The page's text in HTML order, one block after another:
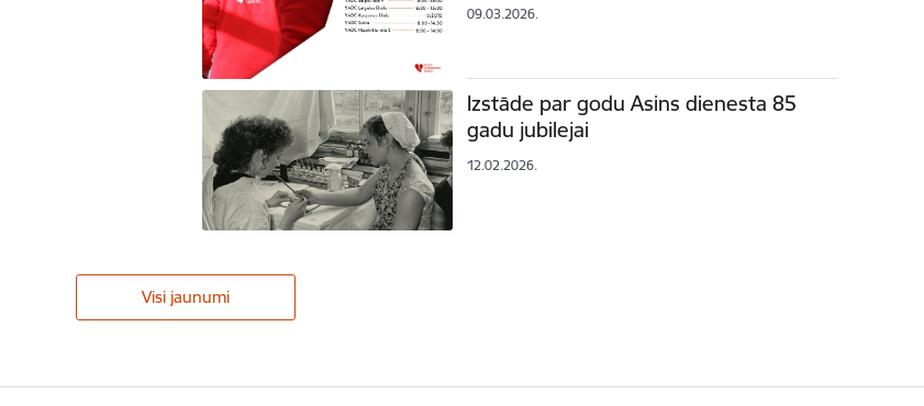
09.03.2026.
Izstāde par godu Asins dienesta 85
gadu jubilejai
12.02.2026.
Visi jaunumi